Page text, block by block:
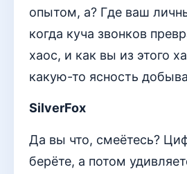
опытом, а? Где ваш
когда куча звонков
хаос, и как вы из этого
какую-то ясность
SilverFox
Да вы что, смеётесь?
берёте, а потом